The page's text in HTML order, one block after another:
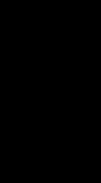
Ursachen der
zwei Kulturen
allem die
lassen. Sie
Klarheit ihre
(jg)